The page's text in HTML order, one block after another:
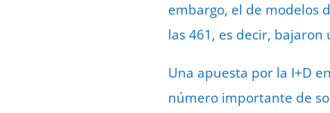
embargo, el de modelos
las 461, es decir,
Una apuesta por la I+D
número importante de